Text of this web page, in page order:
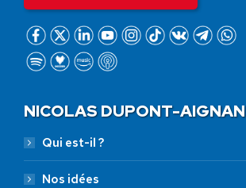
NICOLAS DUPONT-AIGNAN
Qui est-il ?
Nos idées